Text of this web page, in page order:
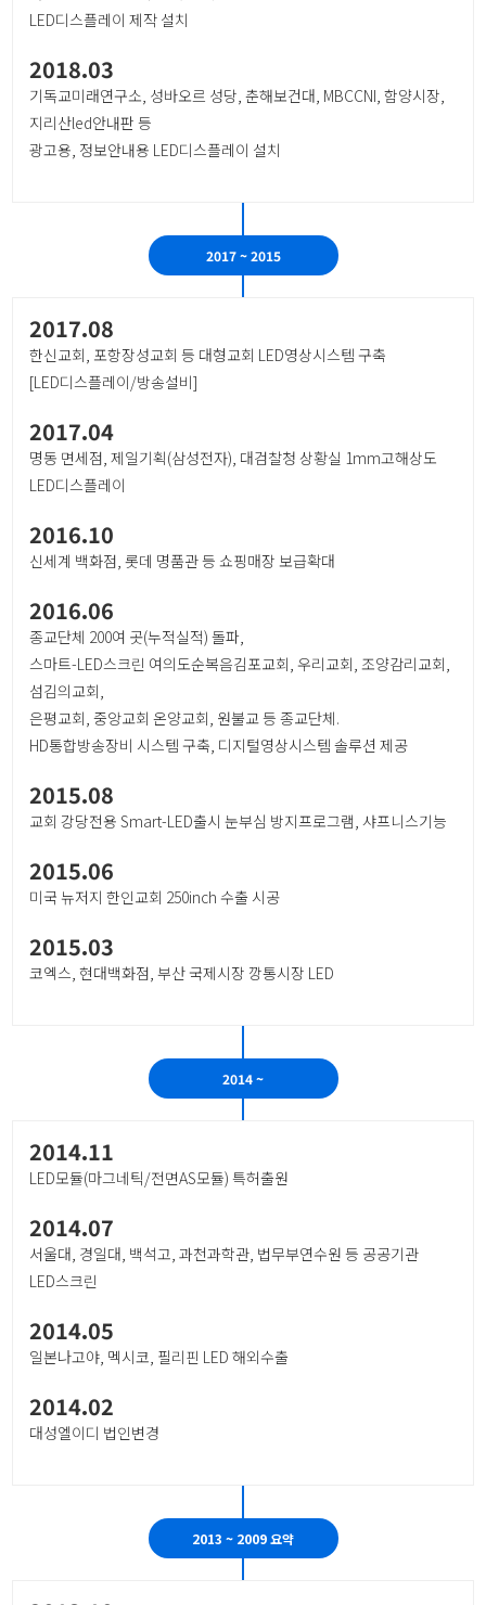
LED디스플레이 제작 설치
2018.03
기독교미래연구소, 성바오르 성당, 춘해보건대, MBCCNI, 함양시장,
지리산led안내판 등
광고용, 정보안내용 LED디스플레이 설치
2017 ~ 2015
2017.08
한신교회, 포항장성교회 등 대형교회 LED영상시스템 구축
[LED디스플레이/방송설비]
2017.04
명동 면세점, 제일기획(삼성전자), 대검찰청 상황실 1mm고해상도
LED디스플레이
2016.10
신세계 백화점, 롯데 명품관 등 쇼핑매장 보급확대
2016.06
종교단체 200여 곳(누적실적) 돌파,
스마트-LED스크린 여의도순복음김포교회, 우리교회, 조양감리교회,
섬김의교회,
은평교회, 중앙교회 온양교회, 원불교 등 종교단체.
HD통합방송장비 시스템 구축, 디지털영상시스템 솔루션 제공
2015.08
교회 강당전용 Smart-LED출시 눈부심 방지프로그램, 샤프니스기능
2015.06
미국 뉴저지 한인교회 250inch 수출 시공
2015.03
코엑스, 현대백화점, 부산 국제시장 깡통시장 LED
2014 ~
2014.11
LED모듈(마그네틱/전면AS모듈) 특허출원
2014.07
서울대, 경일대, 백석고, 과천과학관, 법무부연수원 등 공공기관
LED스크린
2014.05
일본나고야, 멕시코, 필리핀 LED 해외수출
2014.02
대성엘이디 법인변경
2013 ~ 2009 요약